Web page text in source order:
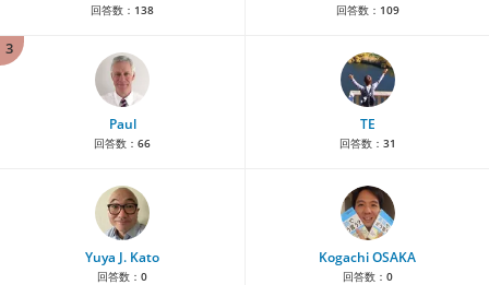
回答数： 138 回答数： 109
3
Paul
回答数： 66
TE
回答数： 31
Yuya J. Kato
回答数： 0
Kogachi OSAKA
回答数： 0